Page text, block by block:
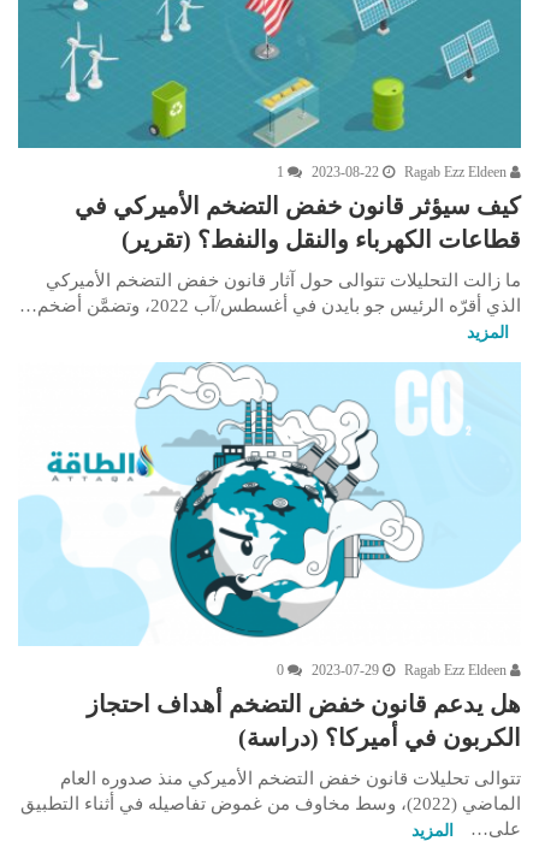
2023-08-22
1
كيف سيؤثر قانون خفض التضخم الأميركي في
قطاعات الكهرباء والنقل والنفط؟ (تقرير)
ما زالت التحليلات تتوالى حول آثار قانون خفض التضخم الأميركي
الذي أقرّه الرئيس جو بايدن في أغسطس/آب 2022، وتضمَّن أضخم…
المزيد
2023-07-29
0
هل يدعم قانون خفض التضخم أهداف احتجاز
الكربون في أميركا؟ (دراسة)
تتوالى تحليلات قانون خفض التضخم الأميركي منذ صدوره العام
الماضي (2022)، وسط مخاوف من غموض تفاصيله في أثناء التطبيق
على…
المزيد